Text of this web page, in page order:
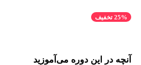
25% تخفیف
آنچه در این دوره می‌آموزید